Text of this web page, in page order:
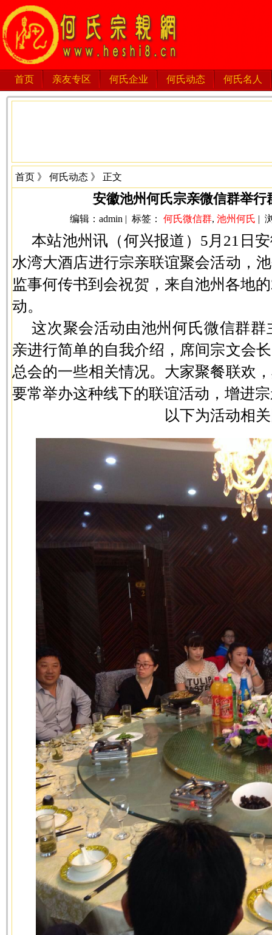
首页 亲友专区 何氏企业 何氏动态 何氏名人
首页 》 何氏动态 》 正文
安徽池州何氏宗亲微信群举行
编辑：admin | 标签： 何氏微信群, 池州何氏 |
本站池州讯（何兴报道）5月21日
水湾大酒店进行宗亲联谊聚会活动，
监事何传书到会祝贺，来自池州各地
动。
这次聚会活动由池州何氏微信群
亲进行简单的自我介绍，席间宗文会
总会的一些相关情况。大家聚餐联欢
要常举办这种线下的联谊活动，增进
以下为活动相